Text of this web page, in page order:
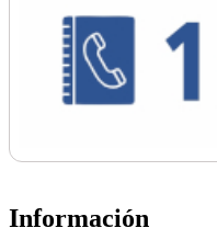
Información